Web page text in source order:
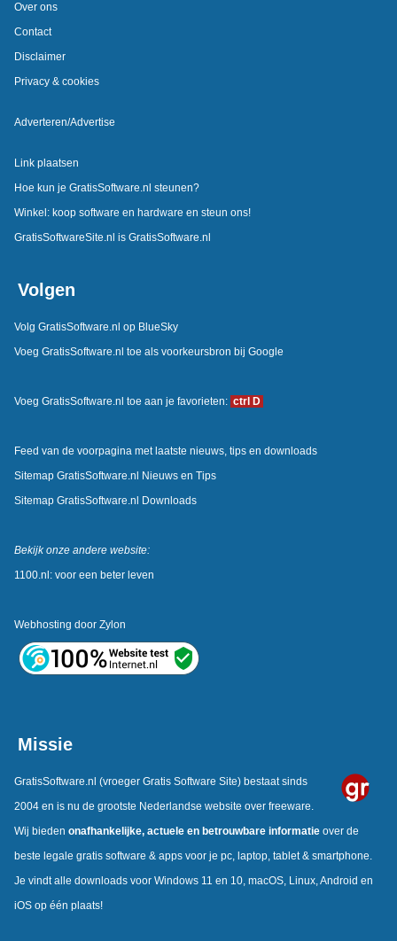
Over ons
Contact
Disclaimer
Privacy & cookies
Adverteren/Advertise
Link plaatsen
Hoe kun je GratisSoftware.nl steunen?
Winkel: koop software en hardware en steun ons!
GratisSoftwareSite.nl is GratisSoftware.nl
Volgen
Volg GratisSoftware.nl op BlueSky
Voeg GratisSoftware.nl toe als voorkeursbron bij Google
Voeg GratisSoftware.nl toe aan je favorieten: ctrl D
Feed van de voorpagina met laatste nieuws, tips en downloads
Sitemap GratisSoftware.nl Nieuws en Tips
Sitemap GratisSoftware.nl Downloads
Bekijk onze andere website:
1100.nl: voor een beter leven
Webhosting door Zylon
Missie
GratisSoftware.nl (vroeger Gratis Software Site) bestaat sinds
2004 en is nu de grootste Nederlandse website over freeware.
Wij bieden onafhankelijke, actuele en betrouwbare informatieover de
beste legale gratis software & apps voor je pc, laptop, tablet & smartphone.
Je vindt alle downloads voor Windows 11 en 10, macOS, Linux, Android en
iOS op één plaats!